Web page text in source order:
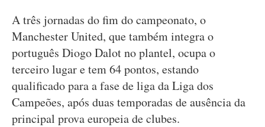
A três jornadas do fim do campeonato, o
Manchester United, que também integra o
português Diogo Dalot no plantel, ocupa o
terceiro lugar e tem 64 pontos, estando
qualificado para a fase de liga da Liga dos
Campeões, após duas temporadas de ausência da
principal prova europeia de clubes.